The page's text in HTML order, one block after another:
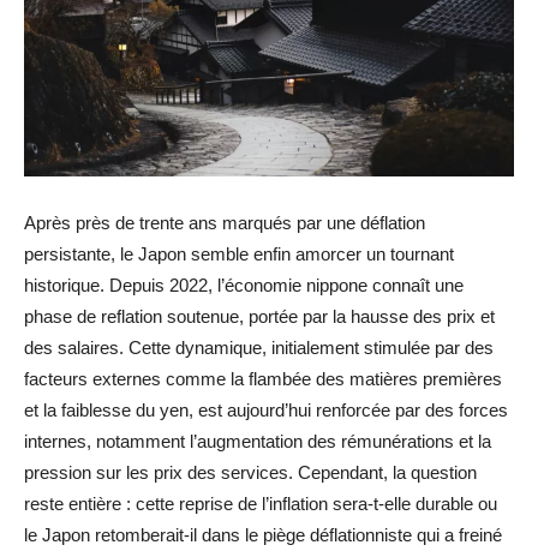
Après près de trente ans marqués par une déflation
persistante, le Japon semble enfin amorcer un tournant
historique. Depuis 2022, l’économie nippone connaît une
phase de reflation soutenue, portée par la hausse des prix et
des salaires. Cette dynamique, initialement stimulée par des
facteurs externes comme la flambée des matières premières
et la faiblesse du yen, est aujourd’hui renforcée par des forces
internes, notamment l’augmentation des rémunérations et la
pression sur les prix des services. Cependant, la question
reste entière : cette reprise de l’inflation sera-t-elle durable ou
le Japon retomberait-il dans le piège déflationniste qui a freiné